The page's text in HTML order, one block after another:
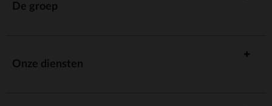
De groep
Onze diensten